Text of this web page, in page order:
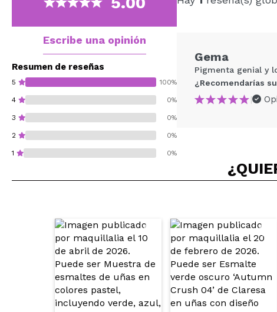
Escribe una opinión
Resumen de reseñas
5 100%
4 0%
3 0%
2 0%
1 0%
¿Recomendarías su
ENVIAR
Gema
Pigmenta genial y
¿Recomendarías
|